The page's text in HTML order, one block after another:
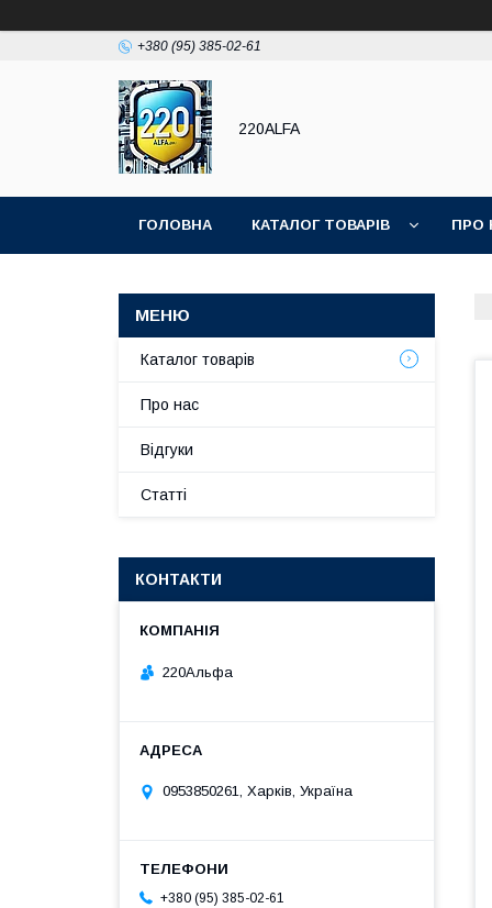
+380 (95) 385-02-61
220ALFA
ГОЛОВНА КАТАЛОГ ТОВАРІВ ПРО
Каталог товарів
Про нас
Відгуки
Статті
КОНТАКТИ
220Альфа
0953850261, Харків, Україна
+380 (95) 385-02-61